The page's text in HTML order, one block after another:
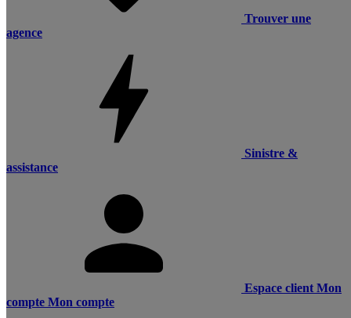
Trouver une
agence
Sinistre &
assistance
Espace client Mon
compte Mon compte